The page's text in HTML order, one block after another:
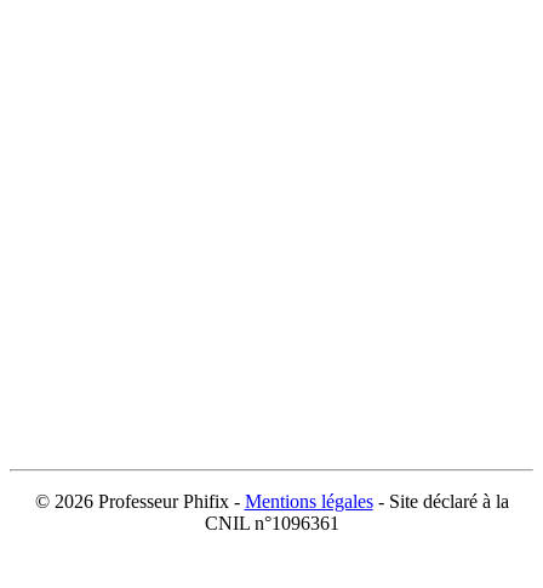
© 2026 Professeur Phifix - Mentions légales- Site déclaré à la
CNIL n°1096361